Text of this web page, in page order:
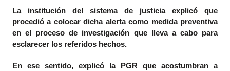
La institución del sistema de justicia explicó que
procedió a colocar dicha alerta como medida preventiva
en el proceso de investigación que lleva a cabo para
esclarecer los referidos hechos.
En ese sentido, explicó la PGR que acostumbran a